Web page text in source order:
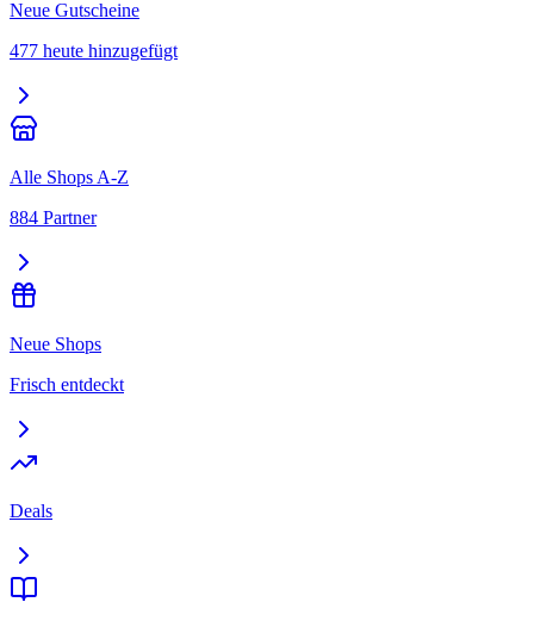
Neue Gutscheine
477 heute hinzugefügt
Alle Shops A-Z
884 Partner
Neue Shops
Frisch entdeckt
Deals